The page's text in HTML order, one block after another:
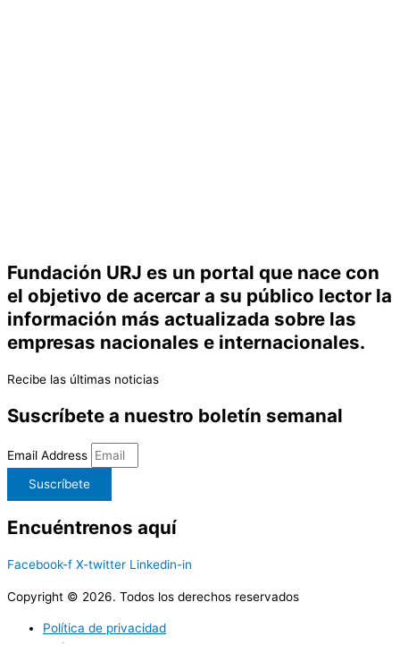
Fundación URJ es un portal que nace con
el objetivo de acercar a su público lector la
información más actualizada sobre las
empresas nacionales e internacionales.
Recibe las últimas noticias
Suscríbete a nuestro boletín semanal
Email Address
Suscríbete
Encuéntrenos aquí
Facebook-f X-twitter Linkedin-in
Copyright © 2026. Todos los derechos reservados
Política de privacidad
Política de cookies